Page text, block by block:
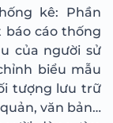
kê: Phần
cáo thống
của người sử
biểu mẫu
tượng lưu trữ
văn bản…